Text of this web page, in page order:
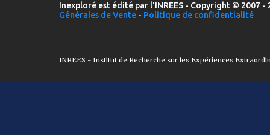
Inexploré est édité par l'INREES - Copyright © 2007
Générales de Vente - Politique de confidentialité
INREES - Institut de Recherche sur les Expériences